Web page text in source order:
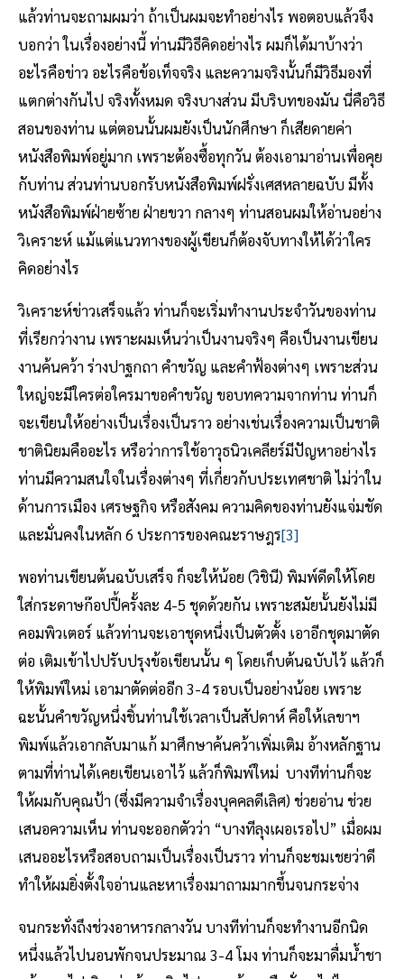
แล้วท่านจะถามผมว่า ถ้าเป็นผมจะทำอย่างไร พอตอบแล้วจึง
บอกว่า ในเรื่องอย่างนี้ ท่านมีวิธีคิดอย่างไร ผมก็ได้มาบ้างว่า
อะไรคือข่าว อะไรคือข้อเท็จจริง และความจริงนั้นก็มีวิธีมองที่
แตกต่างกันไป จริงทั้งหมด จริงบางส่วน มีบริบทของมัน นี่คือวิธี
สอนของท่าน แต่ตอนนั้นผมยังเป็นนักศึกษา ก็เสียดายค่า
หนังสือพิมพ์อยู่มาก เพราะต้องซื้อทุกวัน ต้องเอามาอ่านเพื่อคุย
กับท่าน ส่วนท่านบอกรับหนังสือพิมพ์ฝรั่งเศสหลายฉบับ มีทั้ง
หนังสือพิมพ์ฝ่ายซ้าย ฝ่ายขวา กลางๆ ท่านสอนผมให้อ่านอย่าง
วิเคราะห์ แม้แต่แนวทางของผู้เขียนก็ต้องจับทางให้ได้ว่าใคร
คิดอย่างไร
วิเคราะห์ข่าวเสร็จแล้ว ท่านก็จะเริ่มทำงานประจำวันของท่าน
ที่เรียกว่างาน เพราะผมเห็นว่าเป็นงานจริงๆ คือเป็นงานเขียน
งานค้นคว้า ร่างปาฐกถา คำขวัญ และคำฟ้องต่างๆ เพราะส่วน
ใหญ่จะมีใครต่อใครมาขอคำขวัญ ขอบทความจากท่าน ท่านก็
จะเขียนให้อย่างเป็นเรื่องเป็นราว อย่างเช่นเรื่องความเป็นชาติ
ชาตินิยมคืออะไร หรือว่าการใช้อาวุธนิวเคลียร์มีปัญหาอย่างไร
ท่านมีความสนใจในเรื่องต่างๆ ที่เกี่ยวกับประเทศชาติ ไม่ว่าใน
ด้านการเมือง เศรษฐกิจ หรือสังคม ความคิดของท่านยังแจ่มชัด
และมั่นคงในหลัก 6 ประการของคณะราษฎร[3]
พอท่านเขียนต้นฉบับเสร็จ ก็จะให้น้อย (วิชินี) พิมพ์ดีดให้โดย
ใส่กระดาษก๊อปปี้ครั้งละ 4-5 ชุดด้วยกัน เพราะสมัยนั้นยังไม่มี
คอมพิวเตอร์ แล้วท่านจะเอาชุดหนึ่งเป็นตัวตั้ง เอาอีกชุดมาตัด
ต่อ เติมเข้าไปปรับปรุงข้อเขียนนั้น ๆ โดยเก็บต้นฉบับไว้ แล้วก็
ให้พิมพ์ใหม่ เอามาตัดต่ออีก 3-4 รอบเป็นอย่างน้อย เพราะ
ฉะนั้นคำขวัญหนึ่งชิ้นท่านใช้เวลาเป็นสัปดาห์ คือให้เลขาฯ
พิมพ์แล้วเอากลับมาแก้ มาศึกษาค้นคว้าเพิ่มเติม อ้างหลักฐาน
ตามที่ท่านได้เคยเขียนเอาไว้ แล้วก็พิมพ์ใหม่ บางทีท่านก็จะ
ให้ผมกับคุณป้า (ซึ่งมีความจำเรื่องบุคคลดีเลิศ) ช่วยอ่าน ช่วย
เสนอความเห็น ท่านจะออกตัวว่า “บางทีลุงเผอเรอไป” เมื่อผม
เสนออะไรหรือสอบถามเป็นเรื่องเป็นราว ท่านก็จะชมเชยว่าดี
ทำให้ผมยิ่งตั้งใจอ่านและหาเรื่องมาถามมากขึ้นจนกระจ่าง
จนกระทั่งถึงช่วงอาหารกลางวัน บางทีท่านก็จะทำงานอีกนิด
หนึ่งแล้วไปนอนพักจนประมาณ 3-4 โมง ท่านก็จะมาดื่มน้ำชา